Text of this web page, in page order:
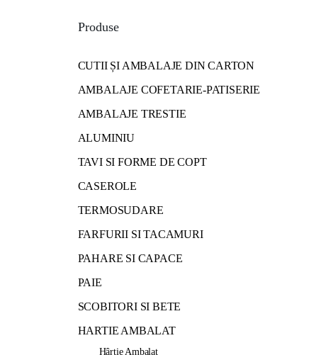
Produse
CUTII ȘI AMBALAJE DIN CARTON
AMBALAJE COFETARIE-PATISERIE
AMBALAJE TRESTIE
ALUMINIU
TAVI SI FORME DE COPT
CASEROLE
TERMOSUDARE
FARFURII SI TACAMURI
PAHARE SI CAPACE
PAIE
SCOBITORI SI BETE
HARTIE AMBALAT
Hârtie Ambalat